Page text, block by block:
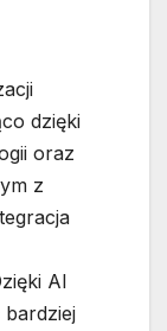
dzięki
oraz
z
AI
bardziej